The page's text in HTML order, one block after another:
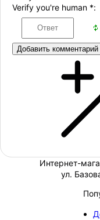
Verify you're human *:
Добавить комментарий
Интернет-
ул.